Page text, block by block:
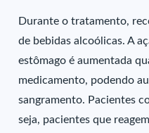
Durante o tratamento,
de bebidas alcoólicas. A
estômago é aumentada
medicamento, podendo
sangramento. Pacientes
seja, pacientes que